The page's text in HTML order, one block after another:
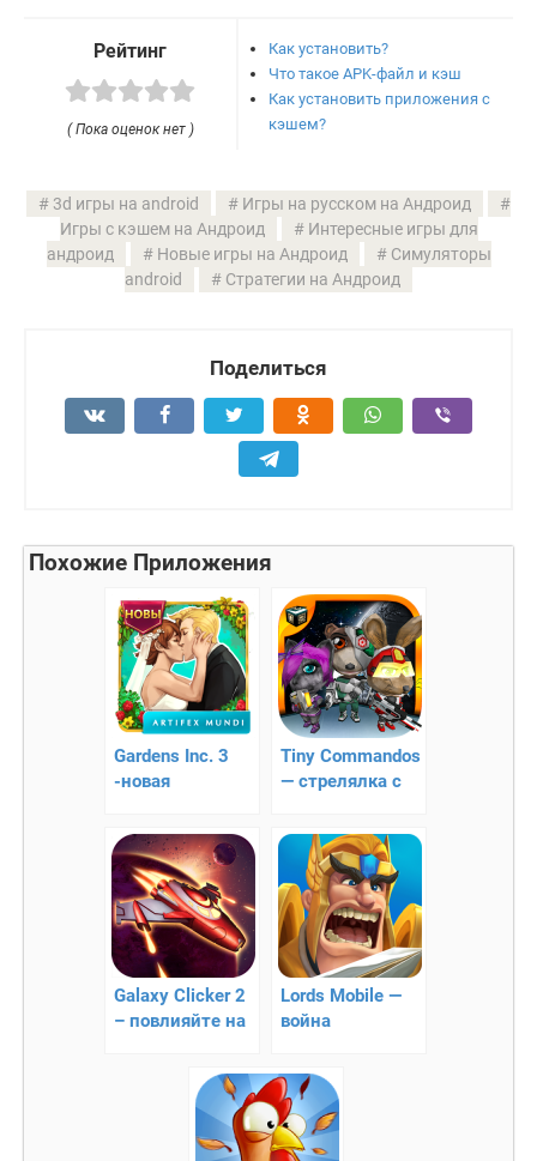
Рейтинг
( Пока оценок нет )
Как установить?
Что такое APK-файл и кэш
Как установить приложения с
кэшем?
3d игры на android
Игры на русском на Андроид
Игры с кэшем на Андроид
Интересные игры для
андроид
Новые игры на Андроид
Симуляторы
android
Стратегии на Андроид
Поделиться
Похожие Приложения
Gardens Inc. 3
-новая
стратегия!
Tiny Commandos
— стрелялка с
третьего лица
Galaxy Clicker 2
– повлияйте на
Lords Mobile —
война